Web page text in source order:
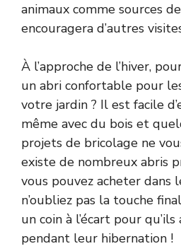
animaux comme sources
encouragera d’autres
À l’approche de l’hiver,
un abri confortable pour
votre jardin ? Il est facile
même avec du bois et
projets de bricolage ne
existe de nombreux abris
vous pouvez acheter dans
n’oubliez pas la touche
un coin à l’écart pour
pendant leur hibernation !